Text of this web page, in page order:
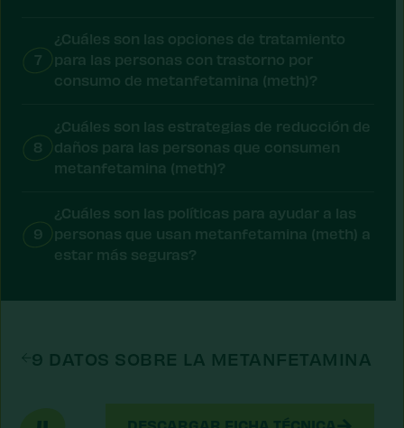
7
¿Cuáles son las opciones de tratamiento
para las personas con trastorno por
consumo de metanfetamina (meth)?
8
¿Cuáles son las estrategias de reducción de
daños para las personas que consumen
metanfetamina (meth)?
9
¿Cuáles son las políticas para ayudar a las
personas que usan metanfetamina (meth) a
estar más seguras?
9 DATOS SOBRE LA METANFETAMINA